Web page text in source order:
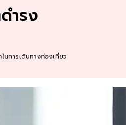
ำรง
นการเดินทางท่องเที่ยว